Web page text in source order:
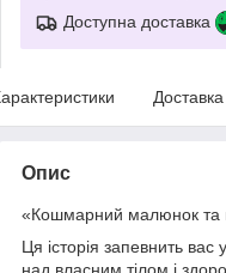
Доступна доставка
Доставка
Опис
«Кошмарний малюнок та
Ця історія запевнить
над власним тілом і